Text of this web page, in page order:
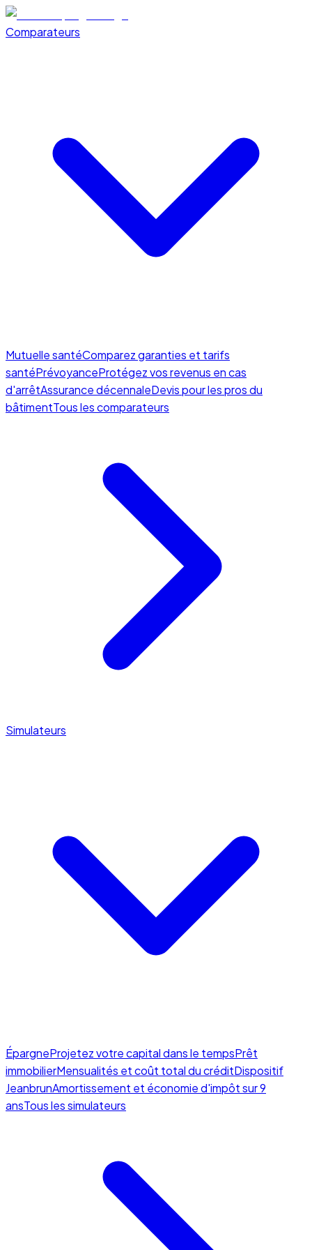
Comparateurs
Mutuelle santéComparez garanties et tarifs
santéPrévoyanceProtégez vos revenus en cas
d'arrêtAssurance décennaleDevis pour les pros du
bâtimentTous les comparateurs
Simulateurs
ÉpargneProjetez votre capital dans le tempsPrêt
immobilierMensualités et coût total du créditDispositif
JeanbrunAmortissement et économie d'impôt sur 9
ansTous les simulateurs